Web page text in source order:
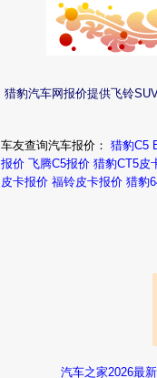
猎豹汽车网报价提供飞铃
车友查询汽车报价： 猎豹C5
报价 飞腾C5报价 猎豹CT5皮
皮卡报价 福铃皮卡报价 猎豹
汽车之家2026最